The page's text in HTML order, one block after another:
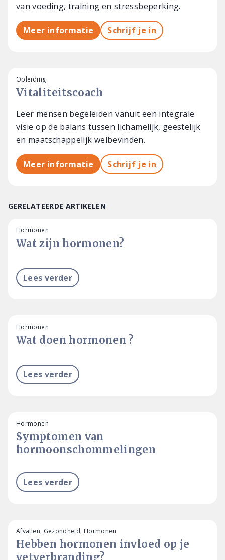
van voeding, training en stressbeperking.
Meer informatie Schrijf je in
Vitaliteitscoach
Opleiding
Leer mensen begeleiden vanuit een integrale
visie op de balans tussen lichamelijk, geestelijk
en maatschappelijk welbevinden.
Meer informatie Schrijf je in
GERELATEERDE ARTIKELEN
Wat zijn hormonen?
Hormonen
Lees verder
Wat doen hormonen ?
Hormonen
Lees verder
Symptomen van
hormoonschommelingen
Hormonen
Lees verder
Hebben hormonen invloed op je
vetverbranding?
Afvallen, Gezondheid, Hormonen